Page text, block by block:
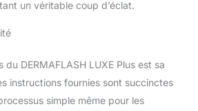
les entailles et les
instantanés et à long
utilisation, la peau
semble radieuse et sans
un véritable coup d’éclat.
du DERMAFLASH LUXE Plus est sa
instructions fournies sont succinctes
simple même pour les